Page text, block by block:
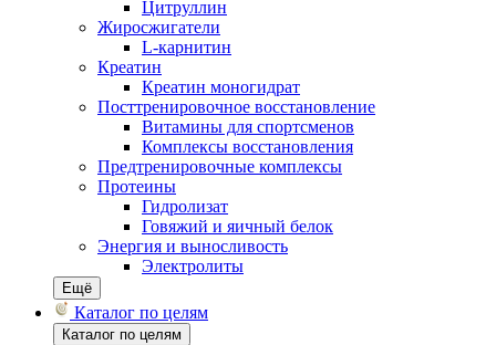
Цитруллин
Жиросжигатели
L-карнитин
Креатин
Креатин моногидрат
Посттренировочное восстановление
Витамины для спортсменов
Комплексы восстановления
Предтренировочные комплексы
Протеины
Гидролизат
Говяжий и яичный белок
Энергия и выносливость
Электролиты
Ещё
Каталог по целям
Каталог по целям